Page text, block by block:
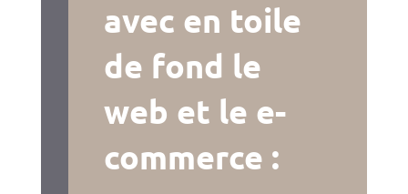
avec en toile
de fond le
web et le e-
commerce :